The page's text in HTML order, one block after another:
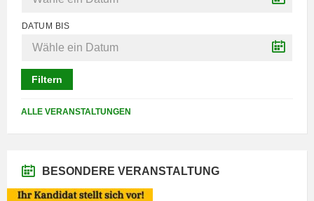
DATUM BIS
Filtern
ALLE VERANSTALTUNGEN
BESONDERE VERANSTALTUNG